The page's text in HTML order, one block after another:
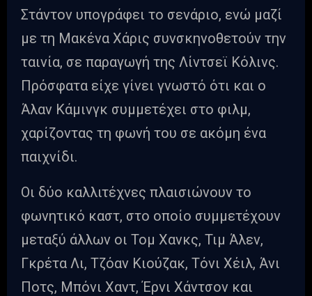
Στάντον υπογράφει το σενάριο, ενώ μαζί
με τη Μακένα Χάρις συνσκηνοθετούν την
ταινία, σε παραγωγή της Λίντσεϊ Κόλινς.
Πρόσφατα είχε γίνει γνωστό ότι και ο
Άλαν Κάμινγκ συμμετέχει στο φιλμ,
χαρίζοντας τη φωνή του σε ακόμη ένα
παιχνίδι.
Οι δύο καλλιτέχνες πλαισιώνουν το
φωνητικό καστ, στο οποίο συμμετέχουν
μεταξύ άλλων οι Τομ Χανκς, Τιμ Άλεν,
Γκρέτα Λι, Τζόαν Κιούζακ, Τόνι Χέιλ, Άνι
Ποτς, Μπόνι Χαντ, Έρνι Χάντσον και